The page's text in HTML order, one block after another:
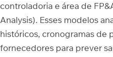
controladoria e área de
Analysis). Esses modelos
históricos, cronogramas de
fornecedores para prever